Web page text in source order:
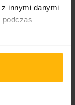
z innymi danymi
podczas